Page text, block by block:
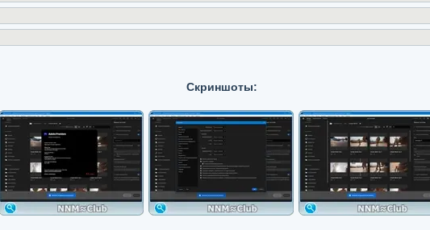
Скриншоты: